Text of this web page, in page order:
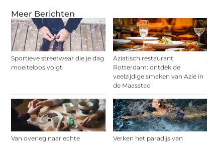
Meer Berichten
Sportieve streetwear die je dag
moeiteloos volgt
Aziatisch restaurant
Rotterdam: ontdek de
veelzijdige smaken van Azië in
de Maasstad
Van overleg naar echte
Verken het paradijs van